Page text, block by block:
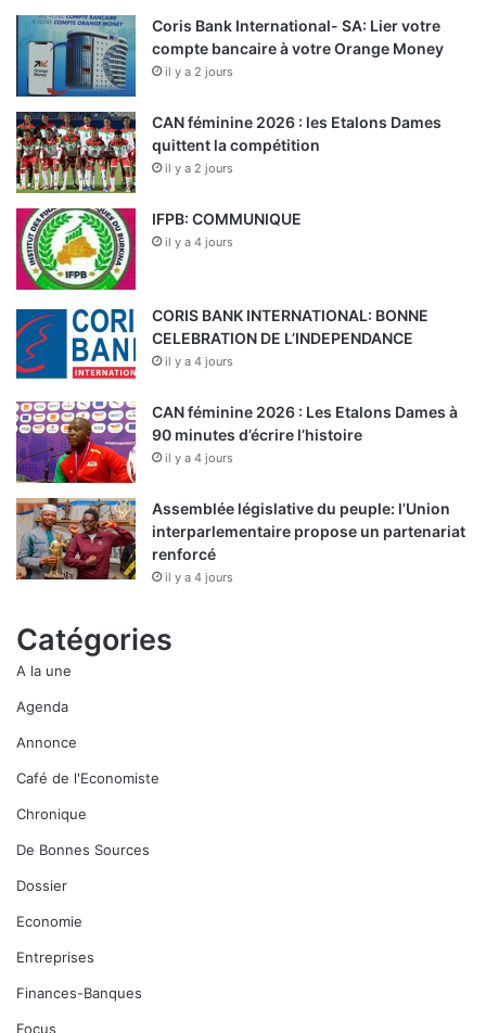
Coris Bank International- SA: Lier votre
compte bancaire à votre Orange Money
il y a 2 jours
CAN féminine 2026 : les Etalons Dames
quittent la compétition
il y a 2 jours
IFPB: COMMUNIQUE
il y a 4 jours
CORIS BANK INTERNATIONAL: BONNE
CELEBRATION DE L’INDEPENDANCE
il y a 4 jours
CAN féminine 2026 : Les Etalons Dames à
90 minutes d’écrire l’histoire
il y a 4 jours
Assemblée législative du peuple: l’Union
interparlementaire propose un partenariat
renforcé
il y a 4 jours
Catégories
A la une
Agenda
Annonce
Café de l'Economiste
Chronique
De Bonnes Sources
Dossier
Economie
Entreprises
Finances-Banques
Focus